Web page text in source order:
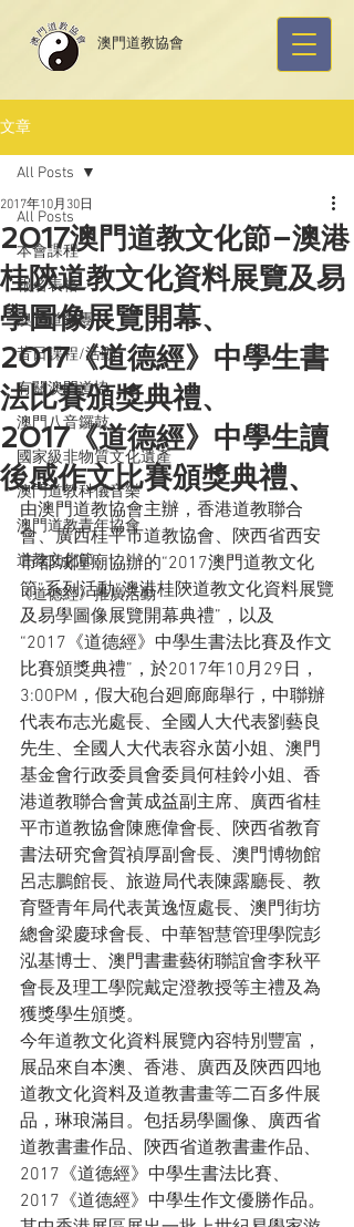
​澳門道教協會
文章
All Posts
本會課程
報名表格
澳門道樂團
昔日課程/活動
有關澳門道協
澳門八音鑼鼓
國家級非物質文化遺產
澳門道教科儀音樂
澳門道教青年協會
道教文化節
《道德經》推廣活動
All Posts
2017澳門道教文化節–澳港
桂陝道教文化資料展覽及易
學圖像展覽開幕、
2017《道德經》中學生書
法比賽頒獎典禮、
2017《道德經》中學生讀
後感作文比賽頒獎典禮、
2017年10月30日
由澳門道教協會主辦，香港道教聯合
會、廣西桂平市道教協會、陝西省西安
市都城隍廟協辦的“2017澳門道教文化
節”系列活動“澳港桂陝道教文化資料展覽
及易學圖像展覽開幕典禮”，以及
“2017《道德經》中學生書法比賽及作文
比賽頒獎典禮”，於2017年10月29日，
3:00PM，假大砲台廻廊廊舉行，中聯辦
代表布志光處長、全國人大代表劉藝良
先生、全國人大代表容永茵小姐、澳門
基金會行政委員會委員何桂鈴小姐、香
港道教聯合會黃成益副主席、廣西省桂
平市道教協會陳應偉會長、陝西省教育
書法研究會賀禎厚副會長、澳門博物館
呂志鵬館長、旅遊局代表陳露廳長、教
育暨青年局代表黃逸恆處長、澳門街坊
總會梁慶球會長、中華智慧管理學院彭
泓基博士、澳門書畫藝術聯誼會李秋平
會長及理工學院戴定澄教授等主禮及為
獲獎學生頒獎。
今年道教文化資料展覽內容特別豐富，
展品來自本澳、香港、廣西及陝西四地
道教文化資料及道教書畫等二百多件展
品，琳琅滿目。包括易學圖像、廣西省
道教書畫作品、陝西省道教書畫作品、
2017《道德經》中學生書法比賽、
2017《道德經》中學生作文優勝作品。